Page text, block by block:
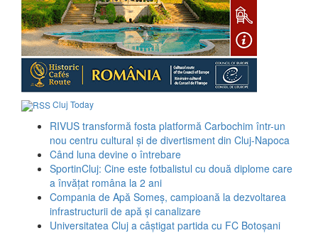
Cluj Today
RIVUS transformă fosta platformă Carbochim într-un
nou centru cultural și de divertisment din Cluj-Napoca
Când luna devine o întrebare
SportinCluj: Cine este fotbalistul cu două diplome care
a învățat româna la 2 ani
Compania de Apă Someș, campioană la dezvoltarea
infrastructurii de apă și canalizare
Universitatea Cluj a câștigat partida cu FC Botoșani